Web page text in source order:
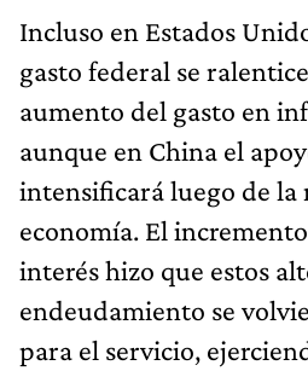
Incluso en Estados
gasto federal se
aumento del gasto en
aunque en China el
intensificará luego de la
economía. El
interés hizo que estos
endeudamiento se
para el servicio,